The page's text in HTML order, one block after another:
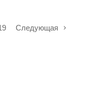
Следующая